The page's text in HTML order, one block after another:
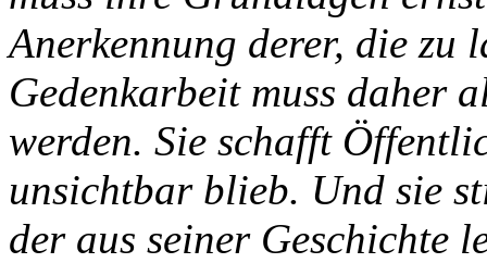
Anerkennung derer, die zu
Gedenkarbeit muss daher
werden. Sie schafft
unsichtbar blieb. Und sie
der aus seiner Geschichte